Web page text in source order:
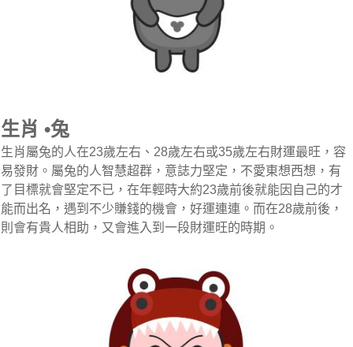
生肖 •兔
生肖屬兔的人在23歲左右、28歲左右或35歲左右財運最旺，容
易發財。屬兔的人智慧超群，意誌力堅定，不愛東想西想，有
了目標就會堅定不已，在年輕時大約23歲前後就能因自己的才
能而出名，遇到不少賺錢的機會，好運連連。而在28歲前後，
則會有貴人相助，又會進入到一段財運旺的時期。